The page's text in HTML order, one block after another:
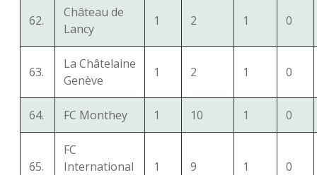
62.
Château de
Lancy
1 2 1 0
63.
La Châtelaine
Genève
1 2 1 0
64. FC Monthey 1 10 1 0
65.
FC
International
1 9 1 0